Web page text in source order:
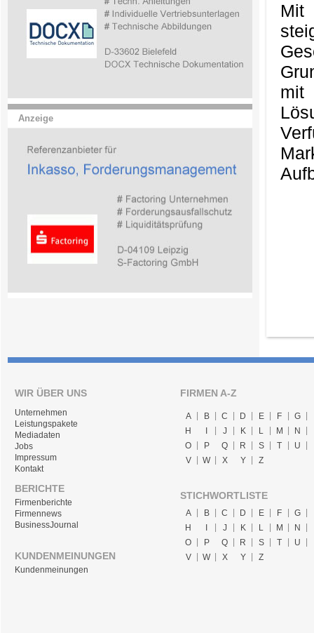
Anzeige
Mit
mit
WIR ÜBER UNS
Unternehmen
Leistungspakete
Mediadaten
Jobs
Impressum
Kontakt
BERICHTE
Firmenberichte
Firmennews
BusinessJournal
KUNDENMEINUNGEN
Kundenmeinungen
FIRMEN A-Z
A B C D E F
G
H
J K L M
N
O
P Q R S T
U
V
W X Y Z
STICHWORTLISTE
A B C D E F
G
H
J K L M
N
O
P Q R S T
U
V
W X Y Z